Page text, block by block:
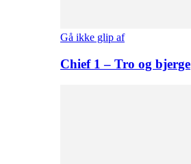
Gå ikke glip af
Chief 1 – Tro og bjerge